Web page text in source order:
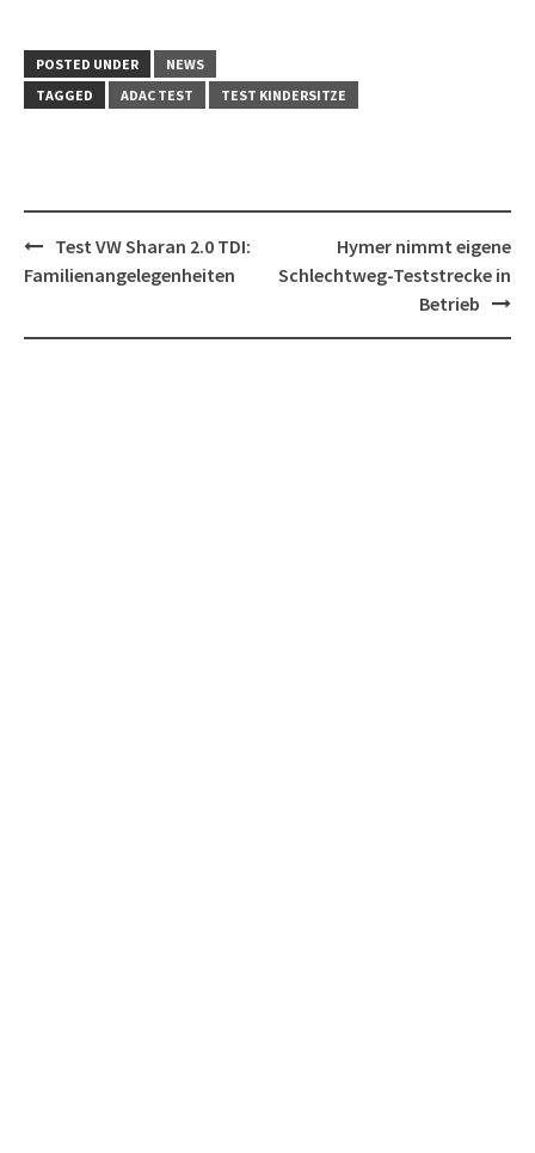
POSTED UNDER
NEWS
TAGGED
ADAC TEST TEST KINDERSITZE
Post
navigation
Test VW Sharan 2.0 TDI:
Familienangelegenheiten
Hymer nimmt eigene
Schlechtweg-Teststrecke in
Betrieb